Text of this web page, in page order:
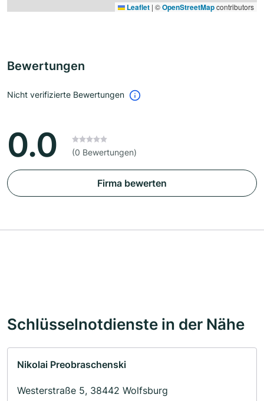
Leaflet | ©OpenStreetMapcontributors
Bewertungen
Nicht verifizierte Bewertungen
0.0 (0 Bewertungen)
Firma bewerten
Schlüsselnotdienste in der Nähe
Nikolai Preobraschenski
Westerstraße 5, 38442 Wolfsburg